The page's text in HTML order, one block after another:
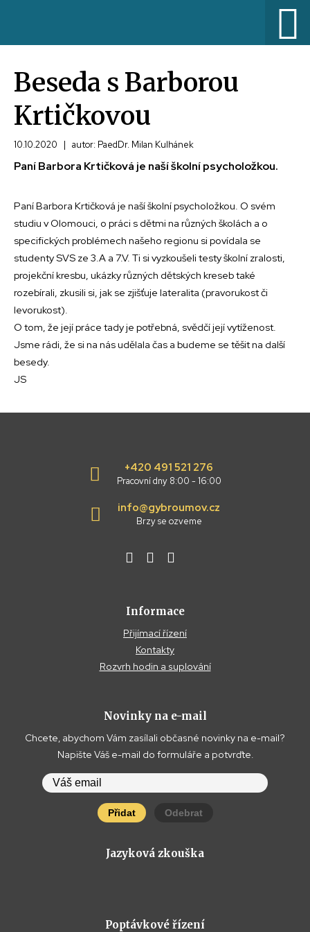
Beseda s Barborou
Krtičkovou
10.10.2020 | autor: PaedDr. Milan Kulhánek
Paní Barbora Krtičková je naší školní psycholožkou.
Paní Barbora Krtičková je naší školní psycholožkou. O svém
studiu v Olomouci, o práci s dětmi na různých školách a o
specifických problémech našeho regionu si povídala se
studenty SVS ze 3.A a 7.V. Ti si vyzkoušeli testy školní zralosti,
projekční kresbu, ukázky různých dětských kreseb také
rozebírali, zkusili si, jak se zjišťuje lateralita (pravorukost či
levorukost).
O tom, že její práce tady je potřebná, svědčí její vytíženost.
Jsme rádi, že si na nás udělala čas a budeme se těšit na další
besedy.
JS
+420 491 521 276
Pracovní dny 8:00 - 16:00
info@gybroumov.cz
Brzy se ozveme
Informace
Přijímací řízení
Kontakty
Rozvrh hodin a suplování
Novinky na e-mail
Chcete, abychom Vám zasílali občasné novinky na e-mail?
Napište Váš e-mail do formuláře a potvrďte.
Přidat Odebrat
Jazyková zkouška
Poptávkové řízení